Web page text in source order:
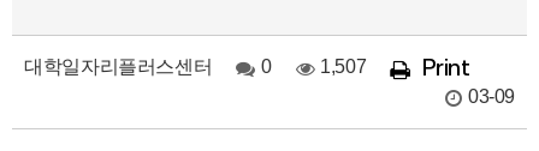
대학일자리플러스센터 0 1,507 Print
03-09